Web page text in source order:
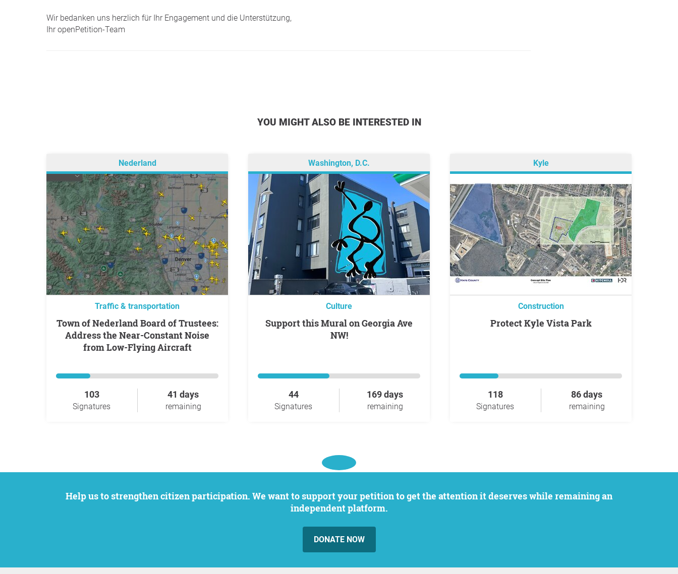
Wir bedanken uns herzlich für Ihr Engagement und die Unterstützung,
Ihr openPetition-Team
YOU MIGHT ALSO BE INTERESTED IN
Nederland
Traffic & transportation
Town of Nederland Board of Trustees:
Address the Near-Constant Noise
from Low-Flying Aircraft
103
Signatures
41 days
remaining
Washington, D.C.
Culture
Support this Mural on Georgia Ave
NW!
44
Signatures
169 days
remaining
Kyle
Construction
Protect Kyle Vista Park
118
Signatures
86 days
remaining
Help us to strengthen citizen participation. We want to support your petition to get the attention it deserves while remaining an
independent platform.
DONATE NOW